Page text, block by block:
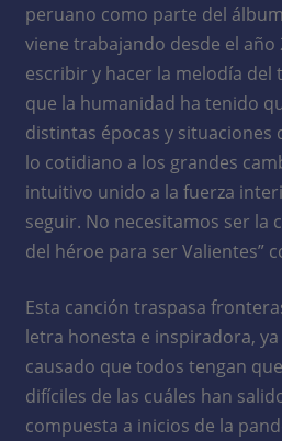
peruano como parte del
viene trabajando desde el año
escribir y hacer la melodía del
que la humanidad ha tenido
distintas épocas y situaciones
lo cotidiano a los grandes
intuitivo unido a la fuerza
seguir. No necesitamos ser la
del héroe para ser Valientes”
Esta canción traspasa
letra honesta e inspiradora,
causado que todos tengan
difíciles de las cuáles han
compuesta a inicios de la